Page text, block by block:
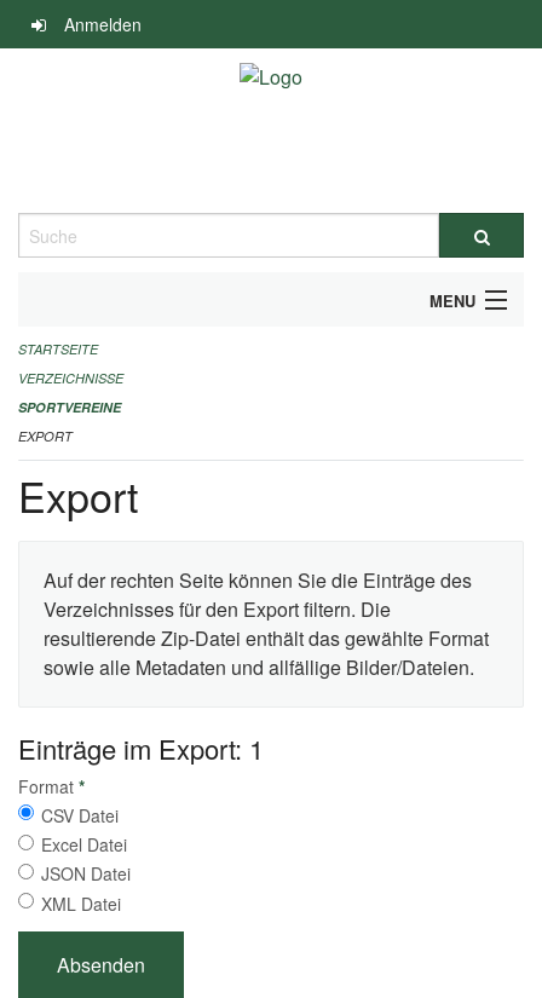
Navigation
überspringen
Anmelden
Suche
MENU
ALLGEMEINE INFORMATIONEN
FINANZIELLE UNTERSTÜTZUNG BENÖTIGT?
KONTAKT
STARTSEITE
VERZEICHNISSE
SPORTVEREINE
EXPORT
Export
Auf der rechten Seite können Sie die Einträge des
Verzeichnisses für den Export filtern. Die
resultierende Zip-Datei enthält das gewählte Format
sowie alle Metadaten und allfällige Bilder/Dateien.
Einträge im Export: 1
Format *
CSV Datei
Excel Datei
JSON Datei
XML Datei